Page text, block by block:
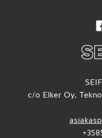
c/o Elker Oy,